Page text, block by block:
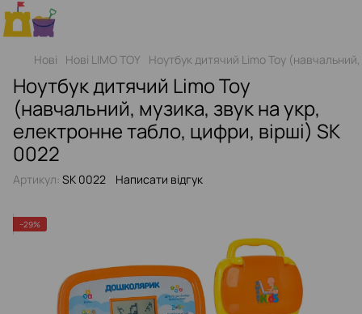
Нові Нові LIMO TOY Ноутбук дитячий Limo Toy
Ноутбук дитячий Limo Toy
(навчальний, музика, звук на укр,
електронне табло, цифри, вірші) SK
0022
Артикул: SK 0022 Написати відгук
−29%